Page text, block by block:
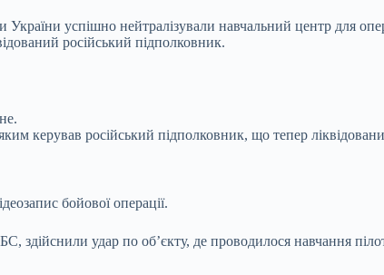
успішно нейтралізували навчальний центр для
російський підполковник.
керував російський підполковник, що тепер
бойової операції.
удар по об’єкту, де проводилося навчання